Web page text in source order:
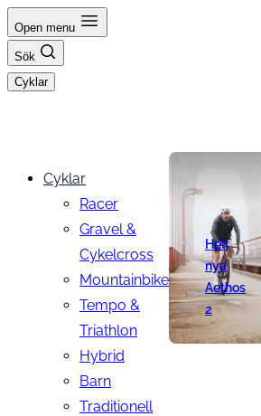
Hoppa
till
innehåll
Open menu
Sök
Cyklar
Cyklar
Racer
Gravel &
Cykelcross
Mountainbike
Tempo &
Triathlon
Hybrid
Barn
Traditionell
Helt
nya
Aethos
2